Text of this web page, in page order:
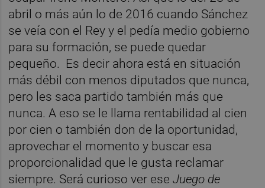
abril o más aún lo de 2016 cuando Sánchez
se veía con el Rey y el pedía medio gobierno
para su formación, se puede quedar
pequeño. Es decir ahora está en situación
más débil con menos diputados que nunca,
pero les saca partido también más que
nunca. A eso se le llama rentabilidad al cien
por cien o también don de la oportunidad,
aprovechar el momento y buscar esa
proporcionalidad que le gusta reclamar
siempre. Será curioso ver eseJuego de